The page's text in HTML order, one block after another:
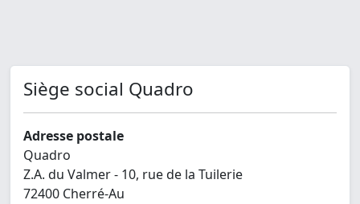
Siège social Quadro
Adresse postale
Quadro
Z.A. du Valmer - 10, rue de la Tuilerie
72400 Cherré-Au